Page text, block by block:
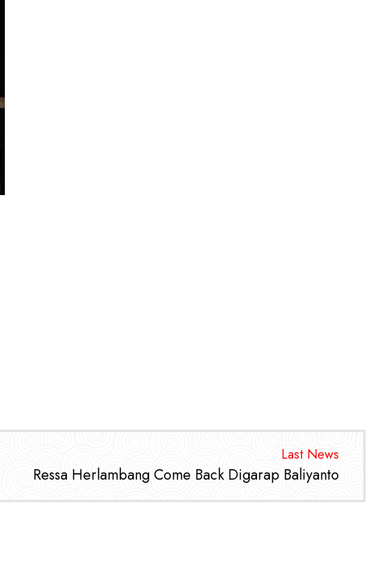
Last News
Ressa Herlambang Come Back Digarap Baliyanto